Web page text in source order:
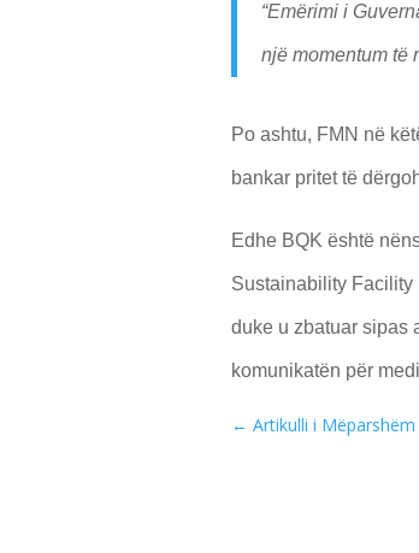
“Emërimi i
një momentum të
Po ashtu, FMN në
bankar pritet të
Edhe BQK është
Sustainability Facility
duke u zbatuar sipas
komunikatën për
← Artikulli i Mëparshëm